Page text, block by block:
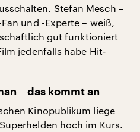
Stefan Mesch –
und -Experte – weiß,
gut funktioniert
jedenfalls habe Hit-
– das kommt an
Kinopublikum liege
hoch im Kurs.